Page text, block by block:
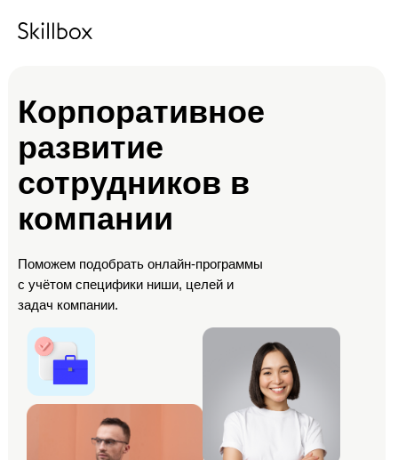
Корпоративное
развитие
сотрудников в
компании
Поможем подобрать онлайн-программы
с учётом специфики ниши, целей и
задач компании.